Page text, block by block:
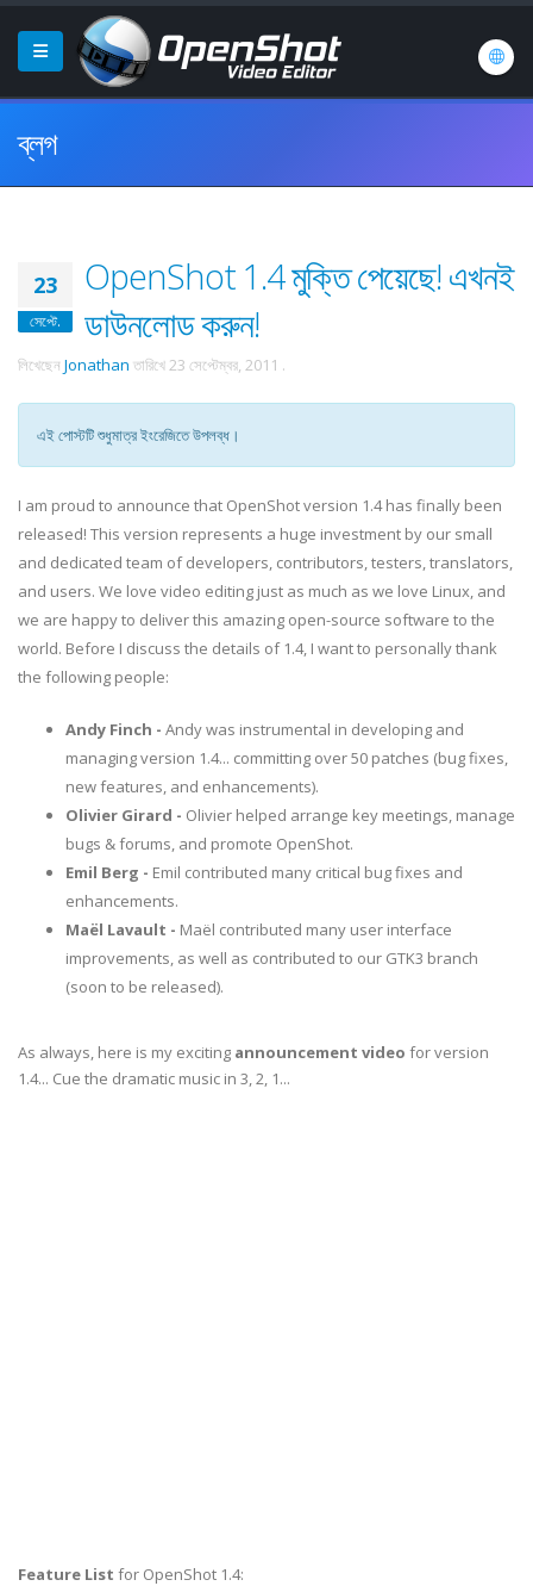
ব্লগ
23
সেপ্টে.
OpenShot 1.4 মুক্তি পেয়েছে! এখনই
ডাউনলোড করুন!
লিখেছেন Jonathan তারিখে23 সেপ্টেম্বর, 2011 .
এই পোস্টটি শুধুমাত্র ইংরেজিতে উপলব্ধ।
I am proud to announce that OpenShot version 1.4 has finally been
released! This version represents a huge investment by our small
and dedicated team of developers, contributors, testers, translators,
and users. We love video editing just as much as we love Linux, and
we are happy to deliver this amazing open-source software to the
world. Before I discuss the details of 1.4, I want to personally thank
the following people:
Andy Finch - Andy was instrumental in developing and
managing version 1.4... committing over 50 patches (bug fixes,
new features, and enhancements).
Olivier Girard - Olivier helped arrange key meetings, manage
bugs & forums, and promote OpenShot.
Emil Berg - Emil contributed many critical bug fixes and
enhancements.
Maël Lavault - Maël contributed many user interface
improvements, as well as contributed to our GTK3 branch
(soon to be released).
As always, here is my exciting announcement video for version
1.4... Cue the dramatic music in 3, 2, 1...
Feature List for OpenShot 1.4: